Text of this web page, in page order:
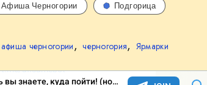
Афиша Черногории Подгорица
афиша черногории, черногория, Ярмарки